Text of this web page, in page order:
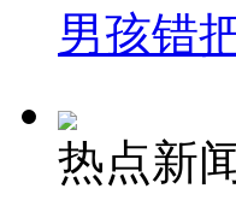
男孩错
热点新